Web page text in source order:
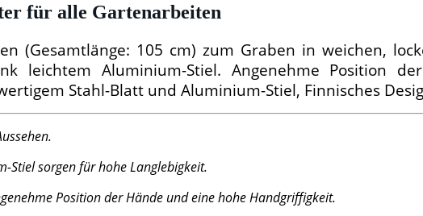
für alle Gartenarbeiten
(Gesamtlänge: 105 cm) zum Graben in weichen,
leichtem Aluminium-Stiel. Angenehme Position
Stahl-Blatt und Aluminium-Stiel, Finnisches
Stiel sorgen für hohe Langlebigkeit.
Position der Hände und eine hohe Handgriffigkeit.